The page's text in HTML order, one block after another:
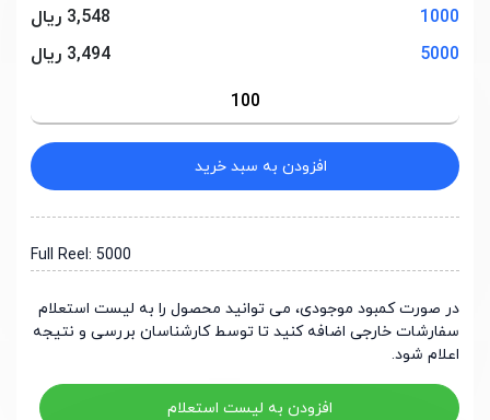
1000
3,548 ریال
5000
3,494 ریال
افزودن به سبد خرید
Full Reel: 5000
در صورت کمبود موجودی، می توانید محصول را به لیست استعلام
سفارشات خارجی اضافه کنید تا توسط کارشناسان بررسی و نتیجه
اعلام شود.
افزودن به لیست استعلام